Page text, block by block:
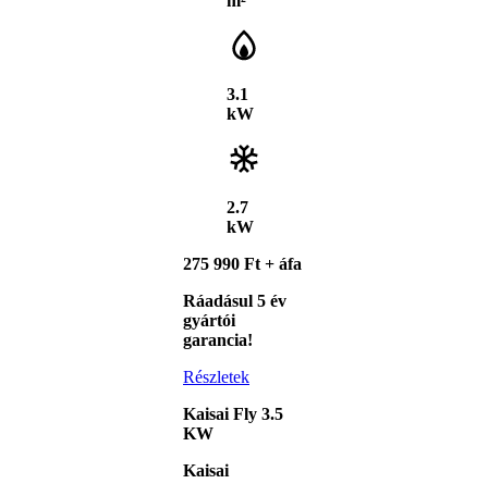
3.1
kW
2.7
kW
275 990 Ft + áfa
Ráadásul 5 év
gyártói
garancia!
Részletek
Kaisai Fly 3.5
KW
Kaisai